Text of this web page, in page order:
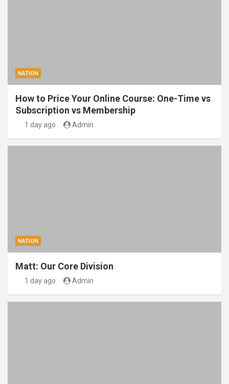
NATION
How to Price Your Online Course: One-Time vs
Subscription vs Membership
1 day ago Admin
NATION
Matt: Our Core Division
1 day ago Admin